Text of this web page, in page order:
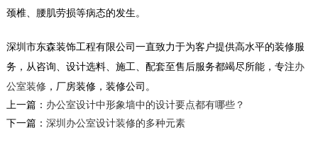
颈椎、腰肌劳损等病态的发生。
深圳市东森装饰工程有限公司一直致力于为客户提供高水平的装修服
务，从咨询、设计选料、施工、配套至售后服务都竭尽所能，专注办
公室装修，厂房装修，装修公司。
上一篇： 办公室设计中形象墙中的设计要点都有哪些？
下一篇： 深圳办公室设计装修的多种元素
设计师...
解构重组再延伸，打造出前卫独特又富含张力的
空间形态...
2018-07-23